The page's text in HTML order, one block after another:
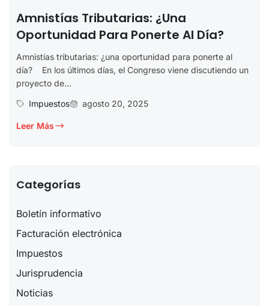
Amnistías Tributarias: ¿una
Oportunidad Para Ponerte Al Día?
Amnistías tributarias: ¿una oportunidad para ponerte al
día? En los últimos días, el Congreso viene discutiendo un
proyecto de...
Impuestos
agosto 20, 2025
Leer Más
Categorías
Boletín informativo
Facturación electrónica
Impuestos
Jurisprudencia
Noticias